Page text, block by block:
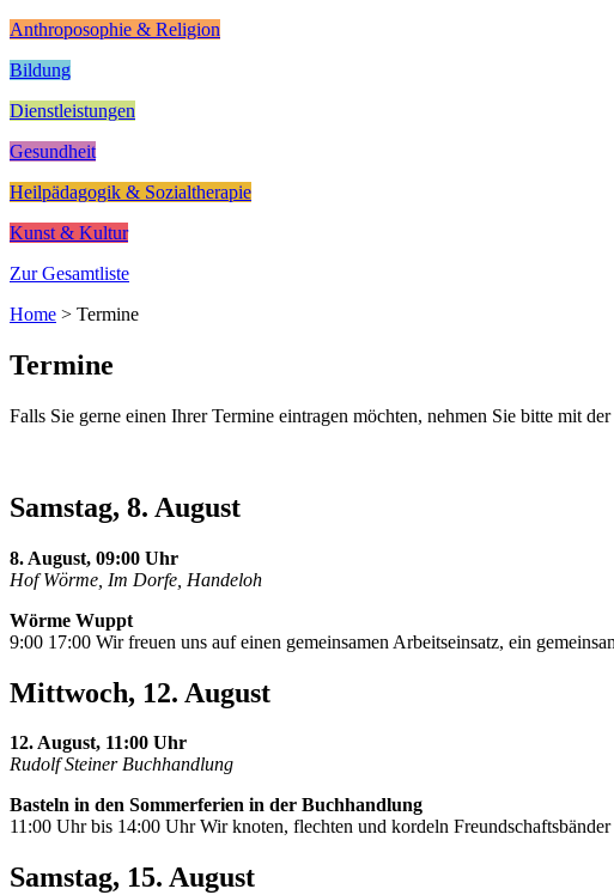
Anthroposophie & Religion
Bildung
Dienstleistungen
Gesundheit
Heilpädagogik & Sozialtherapie
Kunst & Kultur
Zur Gesamtliste
Home > Termine
Termine
Falls Sie gerne einen Ihrer Termine eintragen möchten, nehmen Sie bitte mit
Samstag, 8. August
8. August, 09:00 Uhr
Hof Wörme, Im Dorfe, Handeloh
Wörme Wuppt
9:00 17:00 Wir freuen uns auf einen gemeinsamen Arbeitseinsatz, ein
Mittwoch, 12. August
12. August, 11:00 Uhr
Rudolf Steiner Buchhandlung
Basteln in den Sommerferien in der Buchhandlung
11:00 Uhr bis 14:00 Uhr Wir knoten, flechten und kordeln
Samstag, 15. August